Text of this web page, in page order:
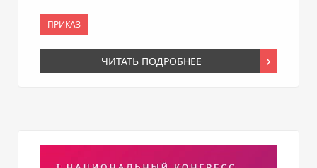
ПРИКАЗ
ЧИТАТЬ ПОДРОБНЕЕ